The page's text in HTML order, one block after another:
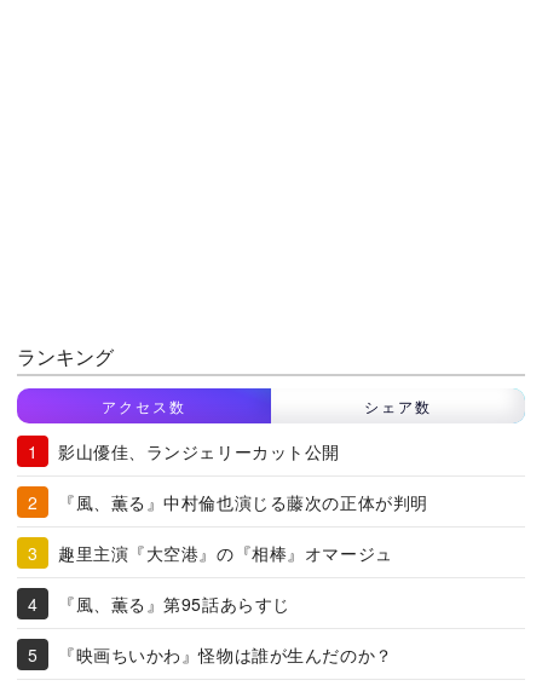
ランキング
アクセス数 シェア数
影山優佳、ランジェリーカット公開
『風、薫る』中村倫也演じる藤次の正体が判明
趣里主演『大空港』の『相棒』オマージュ
『風、薫る』第95話あらすじ
『映画ちいかわ』怪物は誰が生んだのか？